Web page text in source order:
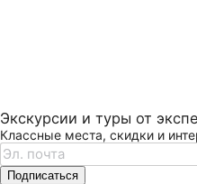
Экскурсии и туры от
Классные места, скидки и
Подписаться